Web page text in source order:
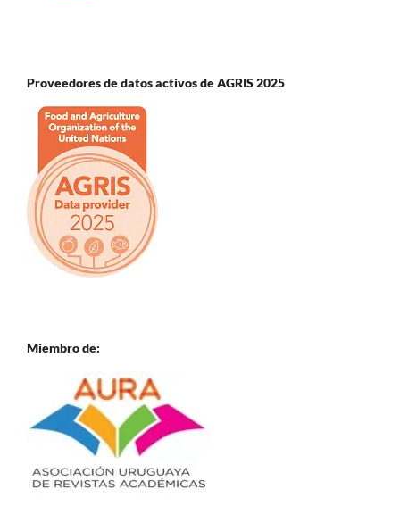
Proveedores de datos activos de AGRIS 2025
Miembro de: